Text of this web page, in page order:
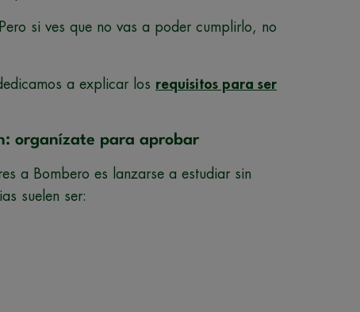
si ves que no vas a poder cumplirlo, no
a explicar los requisitos para ser
organízate para aprobar
a Bombero es lanzarse a estudiar sin
suelen ser: